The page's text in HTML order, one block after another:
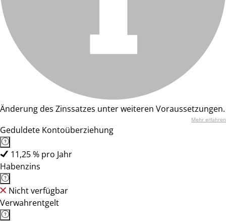
Änderung des Zinssatzes unter weiteren Voraussetzungen.
Mehr erfahren
Geduldete Kontoüberziehung
11,25 % pro Jahr
Habenzins
Nicht verfügbar
Verwahrentgelt